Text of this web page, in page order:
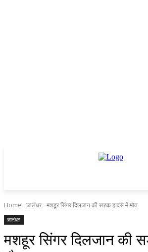
Home जालंधर मशहूर सिंगर दिलजान की सड़क हादसे में मौत
जालंधर
मशहूर सिंगर दिलजान की